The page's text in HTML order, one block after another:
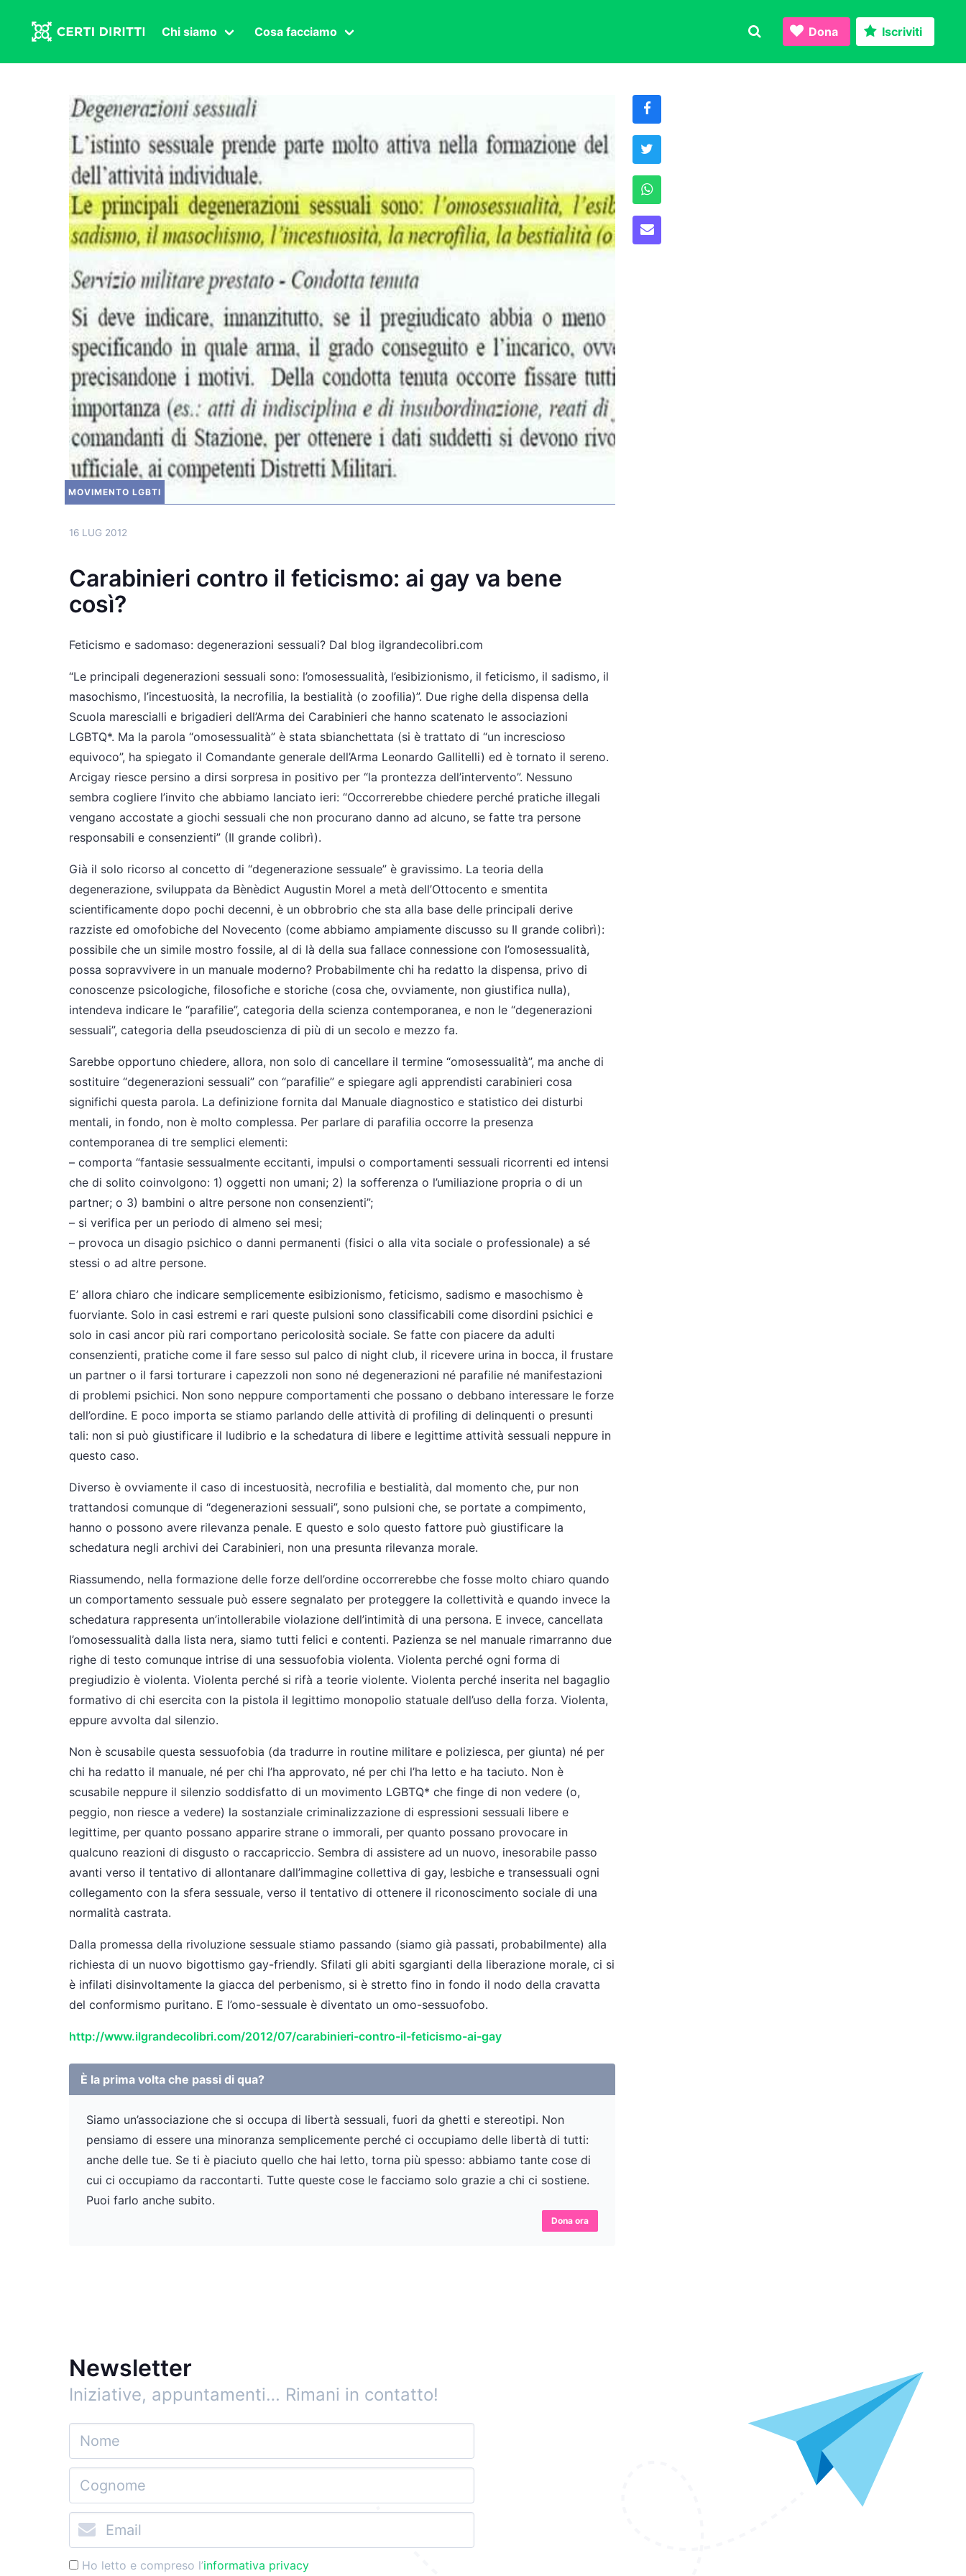
Chi siamo
Organi in carica
Congressi
Cosa facciamo
Diritto di famiglia
Lavoro sessuale
Salute sessuale
Transnazionale
Politica
Fuor di Pagina
Dona Iscriviti
MOVIMENTO LGBTI
16 LUG 2012
Carabinieri contro il feticismo: ai gay va bene
così?
Feticismo e sadomaso: degenerazioni sessuali? Dal blog ilgrandecolibri.com
“Le principali degenerazioni sessuali sono: l’omosessualità, l’esibizionismo, il feticismo, il sadismo, il
masochismo, l’incestuosità, la necrofilia, la bestialità (o zoofilia)”. Due righe della dispensa della
Scuola marescialli e brigadieri dell’Arma dei Carabinieri che hanno scatenato le associazioni
LGBTQ*. Ma la parola “omosessualità” è stata sbianchettata (si è trattato di “un increscioso
equivoco”, ha spiegato il Comandante generale dell’Arma Leonardo Gallitelli) ed è tornato il sereno.
Arcigay riesce persino a dirsi sorpresa in positivo per “la prontezza dell’intervento”. Nessuno
sembra cogliere l’invito che abbiamo lanciato ieri: “Occorrerebbe chiedere perché pratiche illegali
vengano accostate a giochi sessuali che non procurano danno ad alcuno, se fatte tra persone
responsabili e consenzienti” (Il grande colibrì).
Già il solo ricorso al concetto di “degenerazione sessuale” è gravissimo. La teoria della
degenerazione, sviluppata da Bènèdict Augustin Morel a metà dell’Ottocento e smentita
scientificamente dopo pochi decenni, è un obbrobrio che sta alla base delle principali derive
razziste ed omofobiche del Novecento (come abbiamo ampiamente discusso su Il grande colibrì):
possibile che un simile mostro fossile, al di là della sua fallace connessione con l’omosessualità,
possa sopravvivere in un manuale moderno? Probabilmente chi ha redatto la dispensa, privo di
conoscenze psicologiche, filosofiche e storiche (cosa che, ovviamente, non giustifica nulla),
intendeva indicare le “parafilie”, categoria della scienza contemporanea, e non le “degenerazioni
sessuali”, categoria della pseudoscienza di più di un secolo e mezzo fa.
Sarebbe opportuno chiedere, allora, non solo di cancellare il termine “omosessualità”, ma anche di
sostituire “degenerazioni sessuali” con “parafilie” e spiegare agli apprendisti carabinieri cosa
significhi questa parola. La definizione fornita dal Manuale diagnostico e statistico dei disturbi
mentali, in fondo, non è molto complessa. Per parlare di parafilia occorre la presenza
contemporanea di tre semplici elementi:
– comporta “fantasie sessualmente eccitanti, impulsi o comportamenti sessuali ricorrenti ed intensi
che di solito coinvolgono: 1) oggetti non umani; 2) la sofferenza o l’umiliazione propria o di un
partner; o 3) bambini o altre persone non consenzienti”;
– si verifica per un periodo di almeno sei mesi;
– provoca un disagio psichico o danni permanenti (fisici o alla vita sociale o professionale) a sé
stessi o ad altre persone.
E’ allora chiaro che indicare semplicemente esibizionismo, feticismo, sadismo e masochismo è
fuorviante. Solo in casi estremi e rari queste pulsioni sono classificabili come disordini psichici e
solo in casi ancor più rari comportano pericolosità sociale. Se fatte con piacere da adulti
consenzienti, pratiche come il fare sesso sul palco di night club, il ricevere urina in bocca, il frustare
un partner o il farsi torturare i capezzoli non sono né degenerazioni né parafilie né manifestazioni
di problemi psichici. Non sono neppure comportamenti che possano o debbano interessare le forze
dell’ordine. E poco importa se stiamo parlando delle attività di profiling di delinquenti o presunti
tali: non si può giustificare il ludibrio e la schedatura di libere e legittime attività sessuali neppure in
questo caso.
Diverso è ovviamente il caso di incestuosità, necrofilia e bestialità, dal momento che, pur non
trattandosi comunque di “degenerazioni sessuali”, sono pulsioni che, se portate a compimento,
hanno o possono avere rilevanza penale. E questo e solo questo fattore può giustificare la
schedatura negli archivi dei Carabinieri, non una presunta rilevanza morale.
Riassumendo, nella formazione delle forze dell’ordine occorrerebbe che fosse molto chiaro quando
un comportamento sessuale può essere segnalato per proteggere la collettività e quando invece la
schedatura rappresenta un’intollerabile violazione dell’intimità di una persona. E invece, cancellata
l’omosessualità dalla lista nera, siamo tutti felici e contenti. Pazienza se nel manuale rimarranno due
righe di testo comunque intrise di una sessuofobia violenta. Violenta perché ogni forma di
pregiudizio è violenta. Violenta perché si rifà a teorie violente. Violenta perché inserita nel bagaglio
formativo di chi esercita con la pistola il legittimo monopolio statuale dell’uso della forza. Violenta,
eppure avvolta dal silenzio.
Non è scusabile questa sessuofobia (da tradurre in routine militare e poliziesca, per giunta) né per
chi ha redatto il manuale, né per chi l’ha approvato, né per chi l’ha letto e ha taciuto. Non è
scusabile neppure il silenzio soddisfatto di un movimento LGBTQ* che finge di non vedere (o,
peggio, non riesce a vedere) la sostanziale criminalizzazione di espressioni sessuali libere e
legittime, per quanto possano apparire strane o immorali, per quanto possano provocare in
qualcuno reazioni di disgusto o raccapriccio. Sembra di assistere ad un nuovo, inesorabile passo
avanti verso il tentativo di allontanare dall’immagine collettiva di gay, lesbiche e transessuali ogni
collegamento con la sfera sessuale, verso il tentativo di ottenere il riconoscimento sociale di una
normalità castrata.
Dalla promessa della rivoluzione sessuale stiamo passando (siamo già passati, probabilmente) alla
richiesta di un nuovo bigottismo gay-friendly. Sfilati gli abiti sgargianti della liberazione morale, ci si
è infilati disinvoltamente la giacca del perbenismo, si è stretto fino in fondo il nodo della cravatta
del conformismo puritano. E l’omo-sessuale è diventato un omo-sessuofobo.
http://www.ilgrandecolibri.com/2012/07/carabinieri-contro-il-feticismo-ai-gay
È la prima volta che passi di qua?
Siamo un’associazione che si occupa di libertà sessuali, fuori da ghetti e stereotipi. Non
pensiamo di essere una minoranza semplicemente perché ci occupiamo delle libertà di tutti:
anche delle tue. Se ti è piaciuto quello che hai letto, torna più spesso: abbiamo tante cose di
cui ci occupiamo da raccontarti. Tutte queste cose le facciamo solo grazie a chi ci sostiene.
Puoi farlo anche subito.
Dona ora
Newsletter
Iniziative, appuntamenti… Rimani in contatto!
Ho letto e compreso l’informativa privacy